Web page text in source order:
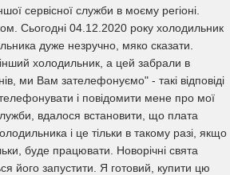
сервісної служби в моєму регіоні.
Сьогодні 04.12.2020 року холодильник
дуже незручно, мяко сказати.
холодильник, а цей забрали в
ми Вам зателефонуємо" - такі відповіді
і повідомити мене про мої
вдалося встановити, що плата
і це тільки в такому разі, якщо
буде працювати. Новорічні свята
його запустити. Я готовий, купити цю